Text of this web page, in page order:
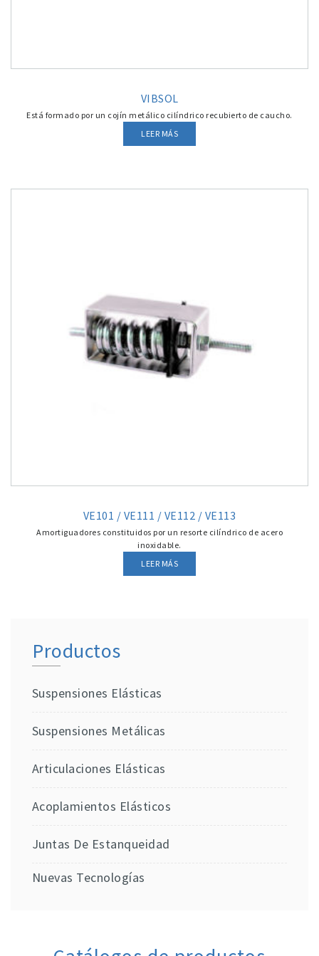
VIBSOL
Está formado por un cojín metálico cilíndrico recubierto de caucho.
LEER MÁS
VE101 / VE111 / VE112 / VE113
Amortiguadores constituidos por un resorte cilíndrico de acero
inoxidable.
LEER MÁS
Productos
Suspensiones Elásticas
Suspensiones Metálicas
Articulaciones Elásticas
Acoplamientos Elásticos
Juntas De Estanqueidad
Nuevas Tecnologías